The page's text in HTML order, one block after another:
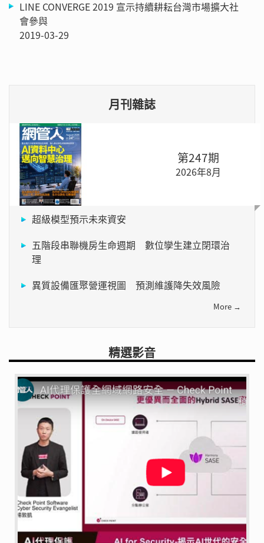
LINE CONVERGE 2019 宣示持續耕耘台灣市場擴大社
會參與
2019-03-29
月刊雜誌
第247期
2026年8月
超級模型預示未來資安
五階段串聯機房生命週期 數位孿生建立閉環治
理
異質設備匯聚營運視圖 預測維護降失效風險
More →
精選影音